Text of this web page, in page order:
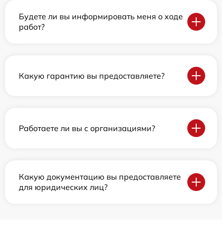
Будете ли вы информировать меня о ходе
работ?
Какую гарантию вы предоставляете?
Работаете ли вы с организациями?
Какую документацию вы предоставляете
для юридических лиц?